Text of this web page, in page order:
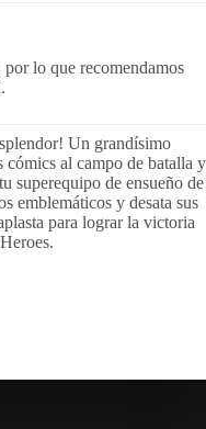
lo que recomendamos
Un grandísimo
cómics al campo de batalla y
superequipo de ensueño de
emblemáticos y desata sus
para lograr la victoria